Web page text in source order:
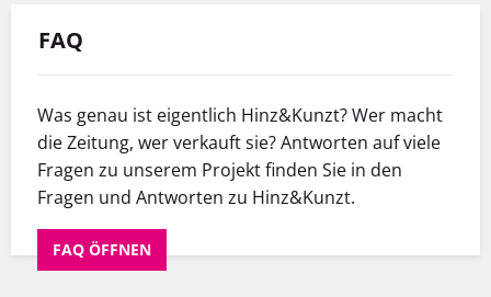
FAQ
Was genau ist eigentlich Hinz&Kunzt? Wer macht
die Zeitung, wer verkauft sie? Antworten auf viele
Fragen zu unserem Projekt finden Sie in den
Fragen und Antworten zu Hinz&Kunzt.
FAQ ÖFFNEN